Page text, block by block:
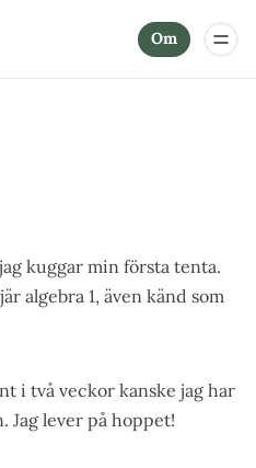
Om
kuggar min första tenta.
algebra 1, även känd som
i två veckor kanske jag har
Jag lever på hoppet!